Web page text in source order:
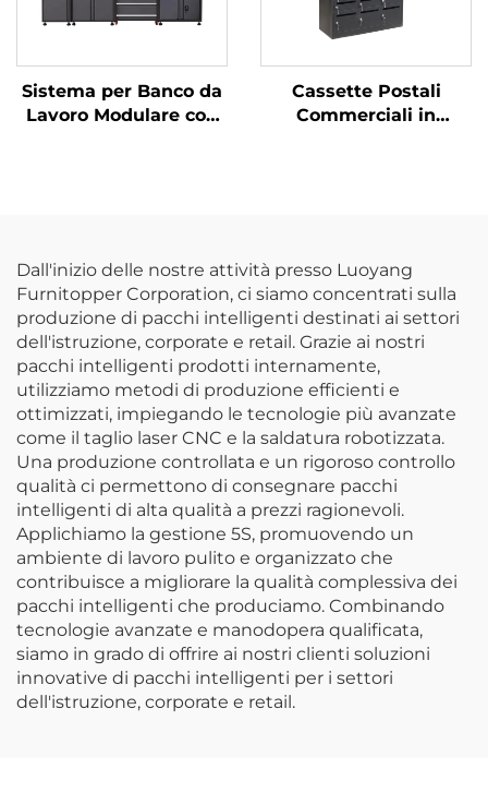
Sistema per Banco da
Lavoro Modulare con
Cassette Postali
Commerciali in
Dall'inizio delle nostre attività presso Luoyang
Furnitopper Corporation, ci siamo concentrati sulla
produzione di pacchi intelligenti destinati ai settori
dell'istruzione, corporate e retail. Grazie ai nostri
pacchi intelligenti prodotti internamente,
utilizziamo metodi di produzione efficienti e
ottimizzati, impiegando le tecnologie più avanzate
come il taglio laser CNC e la saldatura robotizzata.
Una produzione controllata e un rigoroso controllo
qualità ci permettono di consegnare pacchi
intelligenti di alta qualità a prezzi ragionevoli.
Applichiamo la gestione 5S, promuovendo un
ambiente di lavoro pulito e organizzato che
contribuisce a migliorare la qualità complessiva dei
pacchi intelligenti che produciamo. Combinando
tecnologie avanzate e manodopera qualificata,
siamo in grado di offrire ai nostri clienti soluzioni
innovative di pacchi intelligenti per i settori
dell'istruzione, corporate e retail.